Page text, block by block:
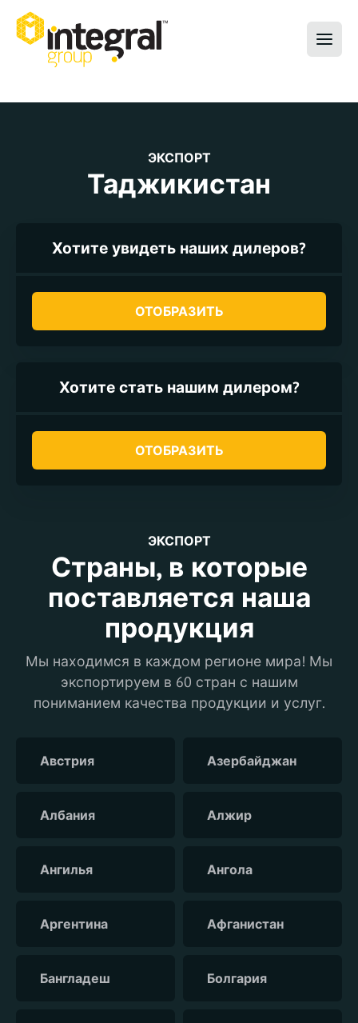
ЭКСПОРТ
Таджикистан
Хотите увидеть наших дилеров?
ОТОБРАЗИТЬ
Хотите стать нашим дилером?
ОТОБРАЗИТЬ
ЭКСПОРТ
Страны, в которые
поставляется наша
продукция
Мы находимся в каждом регионе мира! Мы
экспортируем в 60 стран с нашим
пониманием качества продукции и услуг.
Австрия Азербайджан
Албания Алжир
Ангилья Ангола
Аргентина Афганистан
Бангладеш Болгария